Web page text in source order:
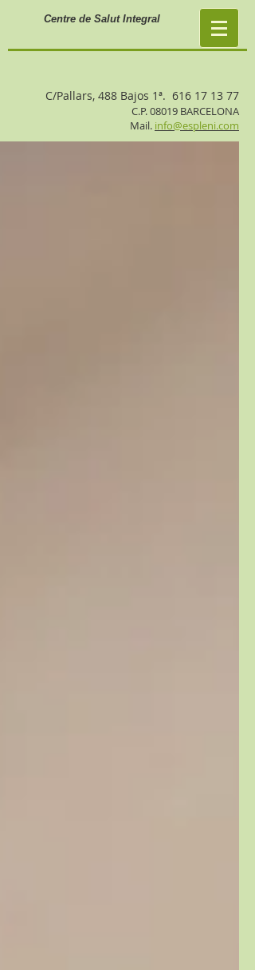
Centre de Salut Integral
C/Pallars, 488 Bajos 1ª. 616 17 13 77
C.P. 08019 BARCELONA
Mail. info@espleni.com